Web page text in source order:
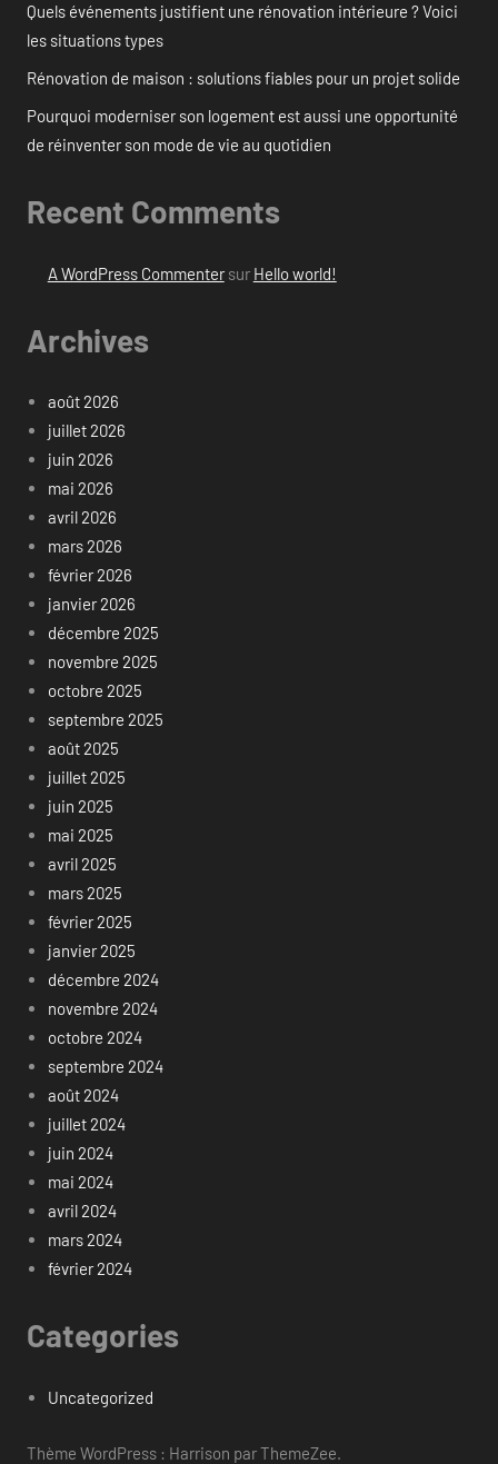
Quels événements justifient une rénovation intérieure ? Voici
les situations types
Rénovation de maison : solutions fiables pour un projet solide
Pourquoi moderniser son logement est aussi une opportunité
de réinventer son mode de vie au quotidien
Recent Comments
A WordPress Commentersur Hello world!
Archives
août 2026
juillet 2026
juin 2026
mai 2026
avril 2026
mars 2026
février 2026
janvier 2026
décembre 2025
novembre 2025
octobre 2025
septembre 2025
août 2025
juillet 2025
juin 2025
mai 2025
avril 2025
mars 2025
février 2025
janvier 2025
décembre 2024
novembre 2024
octobre 2024
septembre 2024
août 2024
juillet 2024
juin 2024
mai 2024
avril 2024
mars 2024
février 2024
Categories
Uncategorized
Thème WordPress : Harrison par ThemeZee.